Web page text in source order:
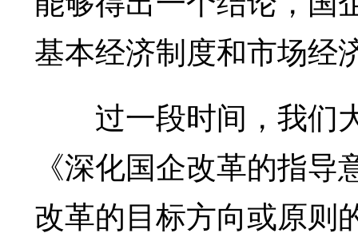
基本经济制度和市场经
过一段时间，我们
《深化国企改革的指
改革的目标方向或原则